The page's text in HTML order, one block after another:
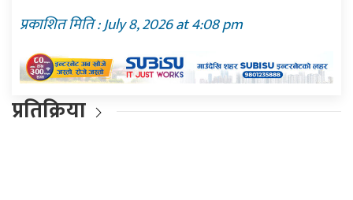
प्रकाशित मिति : July 8, 2026 at 4:08 pm
प्रतिक्रिया